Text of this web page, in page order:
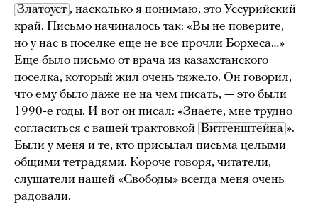
Златоуст , насколько я понимаю, это Уссурийский
край. Письмо начиналось так: «Вы не поверите,
но у нас в поселке еще не все прочли Борхеса…»
Еще было письмо от врача из казахстанского
поселка, который жил очень тяжело. Он говорил,
что ему было даже не на чем писать, — это были
1990-е годы. И вот он писал: «Знаете, мне трудно
согласиться с вашей трактовкой Витгенштейна ».
Были у меня и те, кто присылал письма целыми
общими тетрадями. Короче говоря, читатели,
слушатели нашей «Свободы» всегда меня очень
радовали.